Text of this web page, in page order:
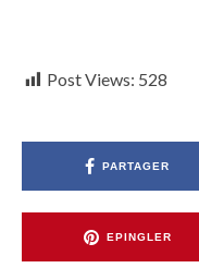
Post Views: 528
PARTAGER
EPINGLER